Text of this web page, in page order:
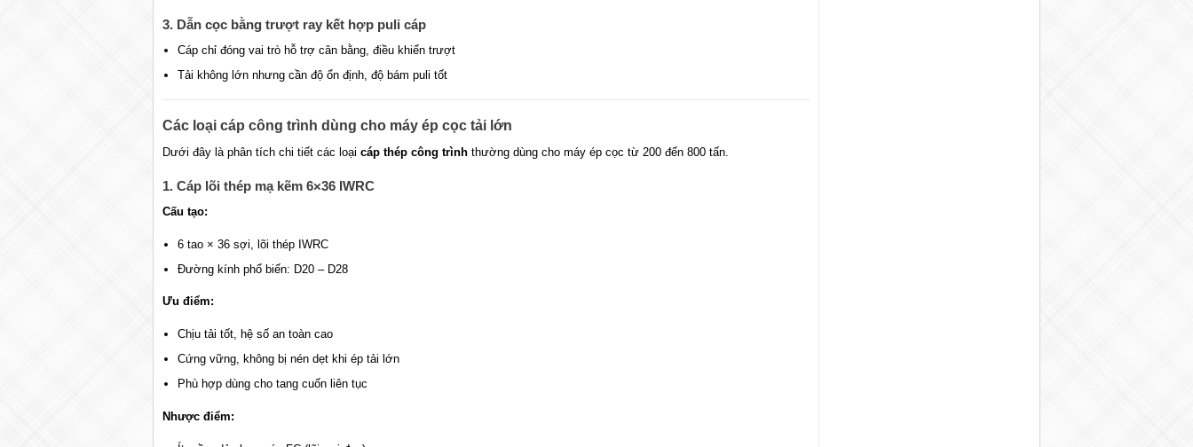
3. Dẫn cọc bằng trượt ray kết hợp puli cáp
Cáp chỉ đóng vai trò hỗ trợ cân bằng, điều khiển trượt
Tải không lớn nhưng cần độ ổn định, độ bám puli tốt
Các loại cáp công trình dùng cho máy ép cọc tải lớn
Dưới đây là phân tích chi tiết các loại cáp thép công trình thường dùng cho máy ép cọc từ 200 đến 800 tấn.
1. Cáp lõi thép mạ kẽm 6×36 IWRC
Cấu tạo:
6 tao × 36 sợi, lõi thép IWRC
Đường kính phổ biến: D20 – D28
Ưu điểm:
Chịu tải tốt, hệ số an toàn cao
Cứng vững, không bị nén dẹt khi ép tải lớn
Phù hợp dùng cho tang cuốn liên tục
Nhược điểm: